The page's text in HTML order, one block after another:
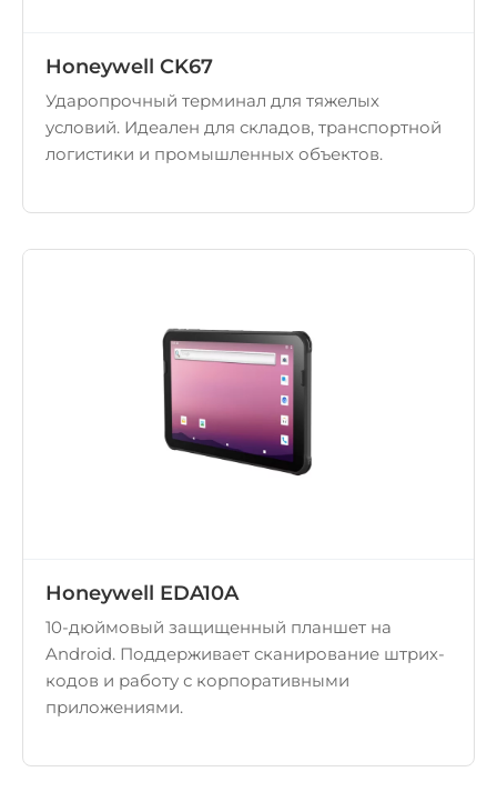
Honeywell CK67
Ударопрочный терминал для тяжелых
условий. Идеален для складов, транспортной
логистики и промышленных объектов.
Honeywell EDA10A
10-дюймовый защищенный планшет на
Android. Поддерживает сканирование штрих-
кодов и работу с корпоративными
приложениями.